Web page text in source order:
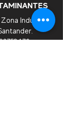
Industrial,